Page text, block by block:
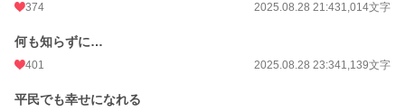
月間ポイント 16,488 pt (2,861 位)
374 2025.08.28 21:431,014文字
何も知らずに…
401 2025.08.28 23:341,139文字
平民でも幸せになれる